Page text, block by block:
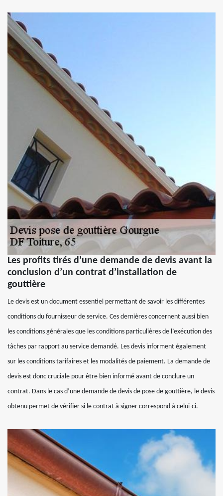
Les profits tirés d’une demande de devis avant la
conclusion d’un contrat d’installation de
gouttière
Le devis est un document essentiel permettant de savoir les différentes
conditions du fournisseur de service. Ces dernières concernent aussi bien
les conditions générales que les conditions particulières de l’exécution des
tâches par rapport au service demandé. Les devis informent également
sur les conditions tarifaires et les modalités de paiement. La demande de
devis est donc cruciale pour être bien informé avant de conclure un
contrat. Dans le cas d’une demande de devis de pose de gouttière, le devis
obtenu permet de vérifier si le contrat à signer correspond à celui-ci.